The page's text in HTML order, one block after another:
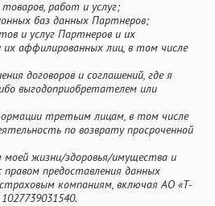
работ и услуг;
баз данных Партнеров;
и услуг Партнеров и их
аффилированных лиц, в том числе
договоров и соглашений, где я
выгодоприобретателем или
третьим лицам, в том числе
по возврату просроченной
моей жизни/здоровья/имущества и
правом предоставления данных
компаниям, включая АО «Т-